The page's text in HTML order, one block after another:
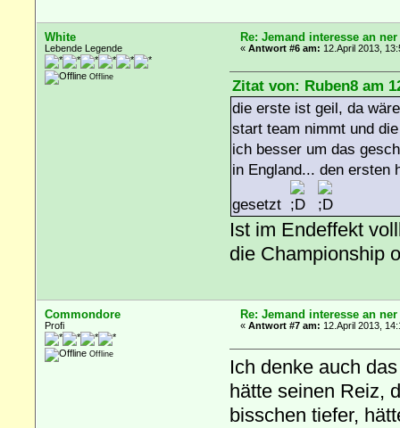
White
Lebende Legende
Offline
Re: Jemand interesse an
«Antwort #6 am: 12.April 2013,
Zitat von: Ruben8 am
die erste ist geil, da
start team nimmt und
ich besser um das
in England... den ersten
gesetzt
Ist im Endeffekt
die Championship
Commondore
Profi
Offline
Re: Jemand interesse an
«Antwort #7 am: 12.April 2013,
Ich denke auch
hätte seinen Reiz,
bisschen tiefer,